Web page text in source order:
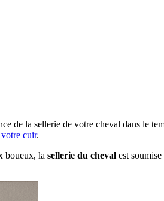
de la sellerie de votre cheval dans le
cuir.
boueux, la sellerie du cheval est